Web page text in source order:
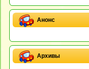
Анонс
Архивы